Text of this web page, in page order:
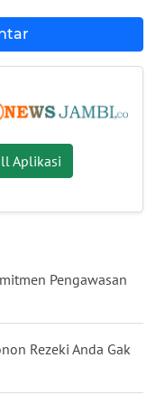
Aplikasi
Pengawasan
Rezeki Anda Gak